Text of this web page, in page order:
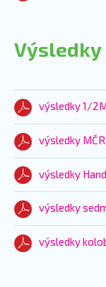
Výsledky
výsledky 1/
výsledky
výsledky
výsledky
výsledky